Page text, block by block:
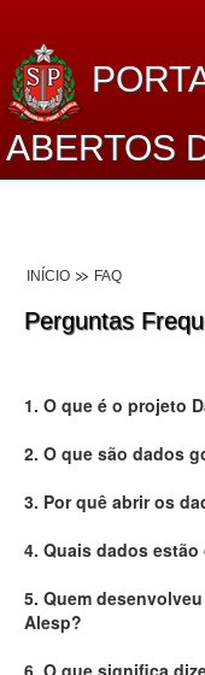
ABERTOS
Lei de Acesso à
Administração
INÍCIO FAQ
Perguntas
1. O que é o projeto
2. O que são dados
3. Por quê abrir os
4. Quais dados
5. Quem
Alesp?
6. O que significa